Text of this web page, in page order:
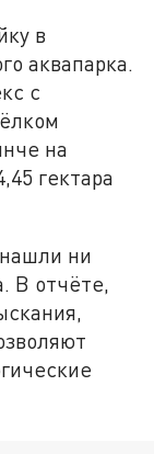
в
аквапарка.
с
на
гектара
ни
В отчёте,